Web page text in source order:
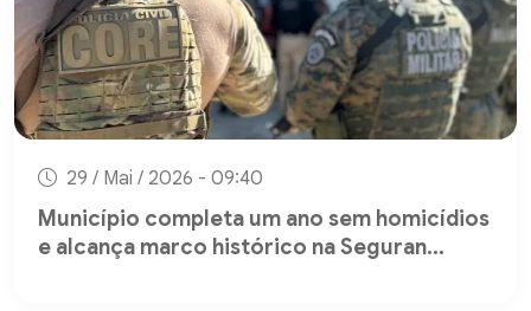
29 / Mai / 2026 - 09:40
Município completa um ano sem homicídios
e alcança marco histórico na Seguran...